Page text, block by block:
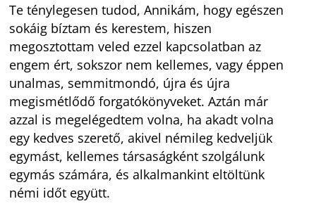
Te ténylegesen tudod, Annikám, hogy egészen
sokáig bíztam és kerestem, hiszen
megosztottam veled ezzel kapcsolatban az
engem ért, sokszor nem kellemes, vagy éppen
unalmas, semmitmondó, újra és újra
megismétlődő forgatókönyveket. Aztán már
azzal is megelégedtem volna, ha akadt volna
egy kedves szerető, akivel némileg kedveljük
egymást, kellemes társaságként szolgálunk
egymás számára, és alkalmankint eltöltünk
némi időt együtt.